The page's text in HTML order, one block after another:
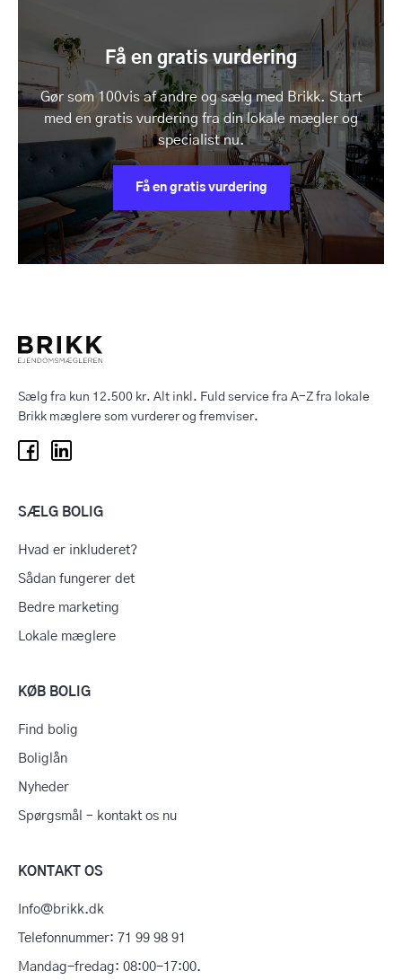
Få en gratis vurdering
Gør som 100vis af andre og sælg med Brikk. Start
med en gratis vurdering fra din lokale mægler og
specialist nu.
Få en gratis vurdering
Sælg fra kun 12.500 kr. Alt inkl. Fuld service fra A-Z fra lokale
Brikk mæglere som vurderer og fremviser.
SÆLG BOLIG
Hvad er inkluderet?
Sådan fungerer det
Bedre marketing
Lokale mæglere
KØB BOLIG
Find bolig
Boliglån
Nyheder
Spørgsmål – kontakt os nu
KONTAKT OS
Info@brikk.dk
Telefonnummer: 71 99 98 91
Mandag-fredag: 08:00-17:00.